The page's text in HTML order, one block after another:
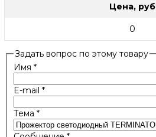
Цена, руб
0
Задать вопрос по этому товару
Имя *
E-mail *
Тема *